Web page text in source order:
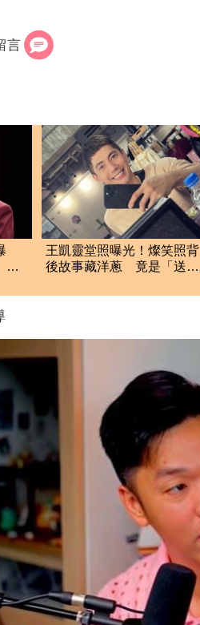
言
劉
王凱靈堂照曝光！燦笑照背
後故事藏洋蔥 竟是「送媽